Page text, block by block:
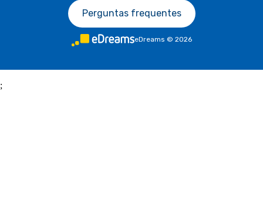
Perguntas frequentes
eDreams © 2026
;